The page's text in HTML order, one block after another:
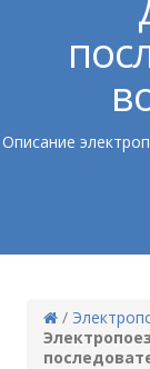
Описание
/